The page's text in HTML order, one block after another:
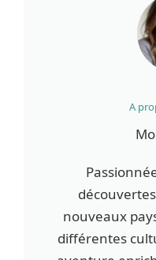
A
nouveaux
différentes